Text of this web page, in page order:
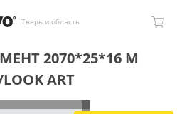
Тверь и область
2070*25*16 M
ART